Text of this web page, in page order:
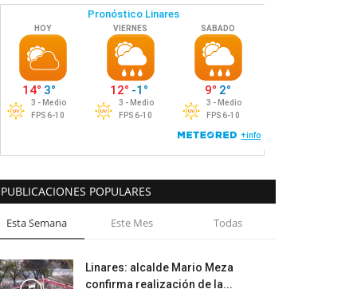
PUBLICACIONES POPULARES
Esta Semana Este Mes Todas
Linares: alcalde Mario Meza
confirma realización de la...